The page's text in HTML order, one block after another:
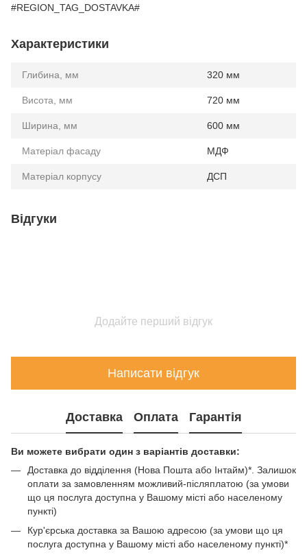
#REGION_TAG_DOSTAVKA#
Характеристики
Глибина, мм 320 мм
Висота, мм 720 мм
Ширина, мм 600 мм
Матеріал фасаду МДФ
Матеріал корпусу ДСП
Відгуки
Додайте перший відгук
Написати відгук
Доставка Оплата Гарантія
Ви можете вибрати один з варіантів доставки:
Доставка до відділення (Нова Пошта або Інтайм)*. Залишок
оплати за замовленням можливий-післяплатою (за умови
що ця послуга доступна у Вашому місті або населеному
пункті)
Кур'єрська доставка за Вашою адресою (за умови що ця
послуга доступна у Вашому місті або населеному пункті)*